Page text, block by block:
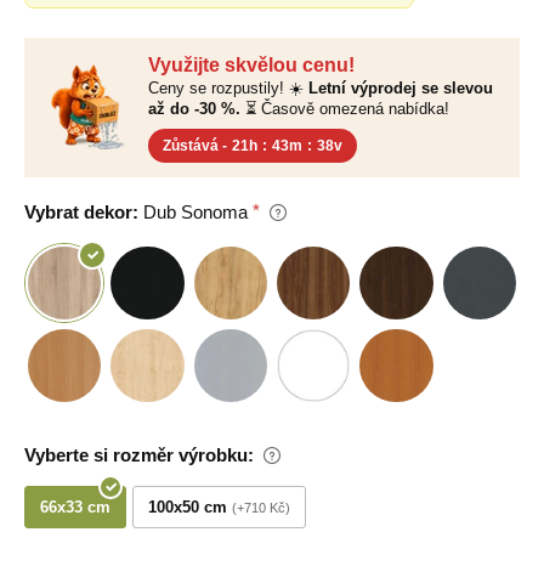
Využijte skvělou cenu!
Ceny se rozpustily! ☀️ Letní výprodej se slevou
až do -30 %. ⏳ Časově omezená nabídka!
Zůstává - 21h : 43m : 38v
Vybrat dekor: Dub Sonoma
Vyberte si rozměr výrobku:
66x33 cm 100x50 cm +710 Kč